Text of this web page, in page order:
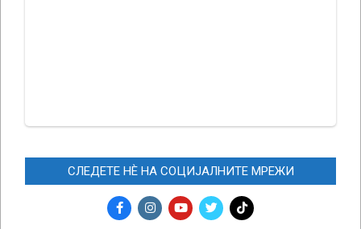
СЛЕДЕТЕ НЀ НА СОЦИЈАЛНИТЕ МРЕЖИ